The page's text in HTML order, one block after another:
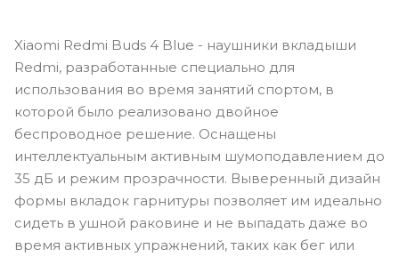
Xiaomi Redmi Buds 4 Blue - наушники вкладыши
Redmi, разработанные специально для
использования во время занятий спортом, в
которой было реализовано двойное
беспроводное решение. Оснащены
интеллектуальным активным шумоподавлением до
35 дБ и режим прозрачности. Выверенный дизайн
формы вкладок гарнитуры позволяет им идеально
сидеть в ушной раковине и не выпадать даже во
время активных упражнений, таких как бег или